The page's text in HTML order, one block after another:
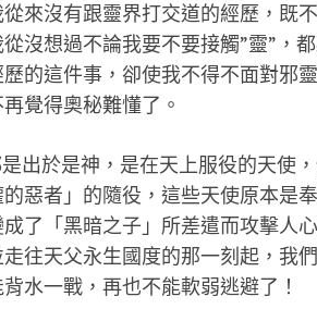
來沒有跟靈界打交道的經歷，既
從沒想過不論我要不要接觸”靈”，
的這件事，卻使我不得不面對邪
覺得奧秘難懂了。
出於是神，是在天上服役的天使
惡者」的隨役，這些天使原本是
了「黑暗之子」所差遣而攻擊人
往天父永生國度的那一刻起，我
水一戰，再也不能軟弱逃避了！